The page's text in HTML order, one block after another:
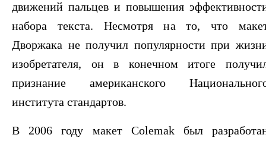
движений пальцев и повышения
набора текста. Несмотря на то, что
Дворжака не получил популярности при
изобретателя, он в конечном итоге
признание американского
института стандартов.
В 2006 году макет Colemak был